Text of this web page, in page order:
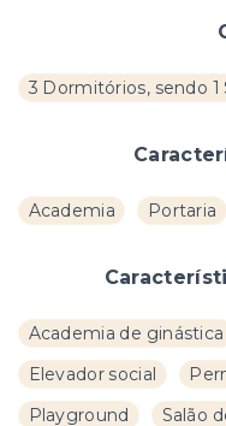
3 Dormitórios, sendo 1
Academia Portaria
Academia de ginástica
Elevador social
Playground
Salão